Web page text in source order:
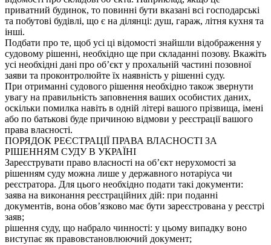
приватний будинок, то повинні бути вказані всі господарські
та побутові будівлі, що є на ділянці: душ, гараж, літня кухня та
інші.
Подбати про те, щоб усі ці відомості знайшли відображення у
судовому рішенні, необхідно ще при складанні позову. Вкажіть
усі необхідні дані про об’єкт у прохальній частині позовної
заяви та проконтролюйте їх наявність у рішенні суду.
При отриманні судового рішення необхідно також звернути
увагу на правильність заповнення ваших особистих даних,
оскільки помилка навіть в одній літері вашого прізвища, імені
або по батькові буде причиною відмови у реєстрації вашого
права власності.
ПОРЯДОК РЕЄСТРАЦІЇ ПРАВА ВЛАСНОСТІ ЗА
РІШЕННЯМ СУДУ В УКРАЇНІ
Зареєструвати право власності на об’єкт нерухомості за
рішенням суду можна лише у державного нотаріуса чи
реєстратора. Для цього необхідно подати такі документи:
заява на виконання реєстраційних дій: при поданні
документів, вона обов’язково має бути зареєстрована у реєстрі
заяв;
рішення суду, що набрало чинності: у цьому випадку воно
виступає як правовстановлюючий документ;